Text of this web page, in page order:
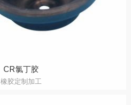
CR氯丁胶
橡胶定制加工